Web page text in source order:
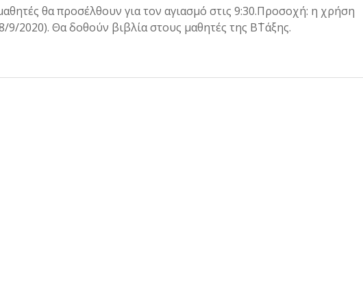
θα προσέλθουν για τον αγιασμό στις 9:30.Προσοχή: η χρήση
2020). Θα δοθούν βιβλία στους μαθητές της Β΄Τάξης.